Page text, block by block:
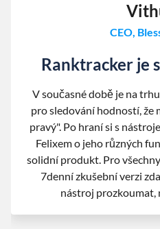
CEO,
Ranktracker je
V současné době je na
pro sledování hodností, že
pravý". Po hraní si s
Felixem o jeho různých
solidní produkt. Pro
7denní zkušební verzi
nástroj prozkoumat,